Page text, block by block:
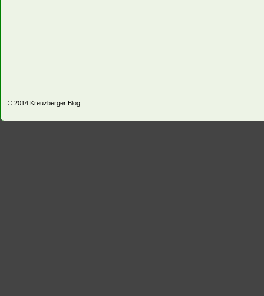
© 2014 Kreuzberger Blog